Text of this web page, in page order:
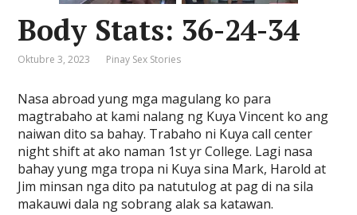
Body Stats: 36-24-34
Oktubre 3, 2023 Pinay Sex Stories
Nasa abroad yung mga magulang ko para
magtrabaho at kami nalang ng Kuya Vincent ko ang
naiwan dito sa bahay. Trabaho ni Kuya call center
night shift at ako naman 1st yr College. Lagi nasa
bahay yung mga tropa ni Kuya sina Mark, Harold at
Jim minsan nga dito pa natutulog at pag di na sila
makauwi dala ng sobrang alak sa katawan.